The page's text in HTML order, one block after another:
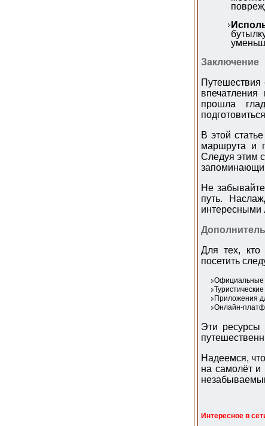
Заключение
Путешествия
прошла
В этой
маршрута и
Следуя этим
Не
путь.
интересными
Для тех, кто
посетить
Официальные
Приложения
Онлайн-
Эти ресурсы
Надеемся,
на самолёт и
Интересное в